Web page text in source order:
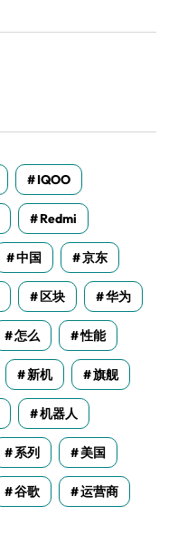
IQOO
Redmi
中国 京东
区块 华为
怎么 性能
新机 旗舰
机器人
系列 美国
谷歌 运营商